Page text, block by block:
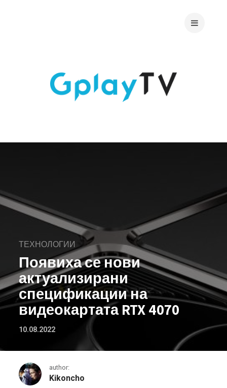
ТЕХНОЛОГИИ
Появиха се нови
актуализирани
спецификации на
видеокартата RTX 4070
10.08.2022
author:
Kikoncho